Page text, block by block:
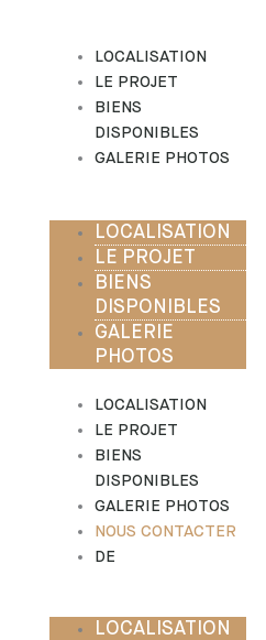
LOCALISATION
LE PROJET
BIENS
DISPONIBLES
GALERIE PHOTOS
LOCALISATION
LE PROJET
BIENS
DISPONIBLES
GALERIE
PHOTOS
LOCALISATION
LE PROJET
BIENS
DISPONIBLES
GALERIE PHOTOS
NOUS CONTACTER
DE
LOCALISATION